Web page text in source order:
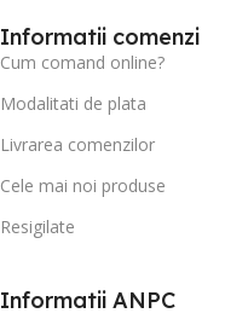
Informatii comenzi
Cum comand online?
Modalitati de plata
Livrarea comenzilor
Cele mai noi produse
Resigilate
Informatii ANPC